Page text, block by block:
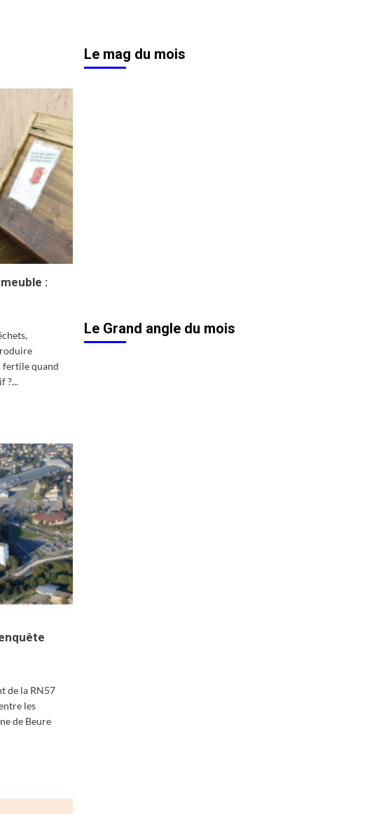
:
fertile quand
?...
de la RN57
les
de Beure
Le mag du mois
Le Grand angle du mois